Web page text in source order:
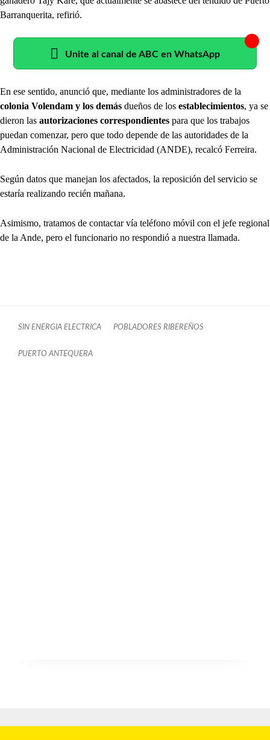
Barranquerita, refirió.
Unite al canal de ABC en WhatsApp
En ese sentido, anunció que, mediante los administradores de la
colonia Volendam y los demás dueños de los establecimientos, ya se
dieron las autorizaciones correspondientes para que los trabajos
puedan comenzar, pero que todo depende de las autoridades de la
Administración Nacional de Electricidad (ANDE), recalcó Ferreira.
Según datos que manejan los afectados, la reposición del servicio se
estaría realizando recién mañana.
Asimismo, tratamos de contactar vía teléfono móvil con el jefe regional
de la Ande, pero el funcionario no respondió a nuestra llamada.
SIN ENERGIA ELECTRICA POBLADORES RIBEREÑOS
PUERTO ANTEQUERA